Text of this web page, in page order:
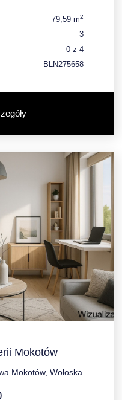
79,59 m2
3
0 z 4
BLN275658
Mokotów
Mokotów, Wołoska